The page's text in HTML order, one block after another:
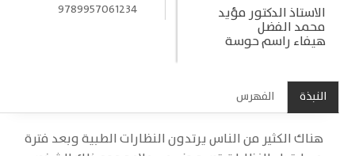
الاستاذ الدكتور مؤيد
محمد الفضل
هيفاء راسم حوسة
9789957061234
النبذة الفهرس
هناك الكثير من الناس يرتدون النظارات الطبية وبعد فترة